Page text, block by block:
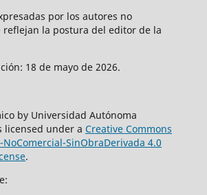
por los autores no
reflejan la postura del editor de la
18 de mayo de 2026.
by Universidad Autónoma
licensed under a Creative Commons
SinObraDerivada 4.0
.